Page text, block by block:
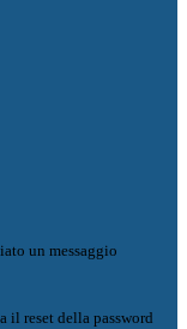
un messaggio
il reset della password